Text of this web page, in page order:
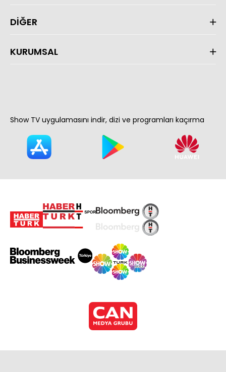
DİĞER
KURUMSAL
Show TV uygulamasını indir, dizi ve programları kaçırma